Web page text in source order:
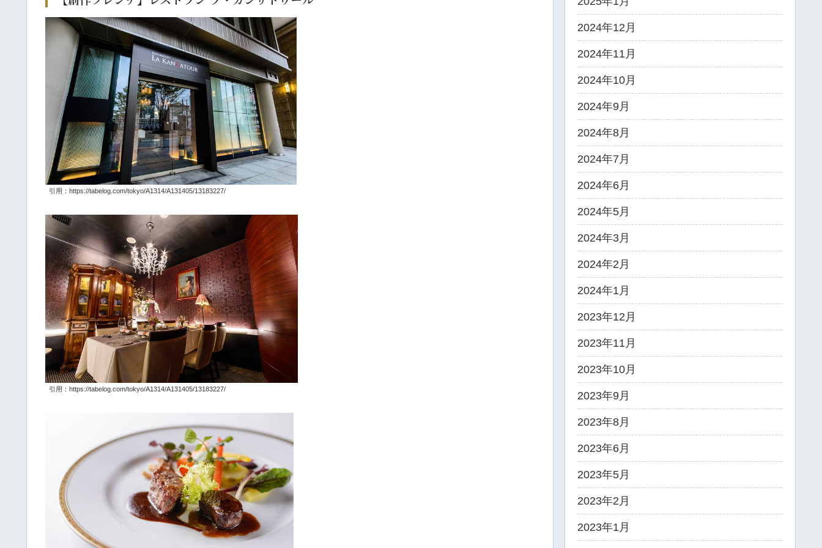
引用：https://tabelog.com/tokyo/A1314/A131405/13183227/
引用：https://tabelog.com/tokyo/A1314/A131405/13183227/
2024年12月
2024年11月
2024年10月
2024年9月
2024年8月
2024年7月
2024年6月
2024年5月
2024年3月
2024年2月
2024年1月
2023年12月
2023年11月
2023年10月
2023年9月
2023年8月
2023年6月
2023年5月
2023年2月
2023年1月